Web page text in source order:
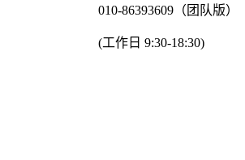
010-86393609（团队版）
(工作日 9:30-18:30)